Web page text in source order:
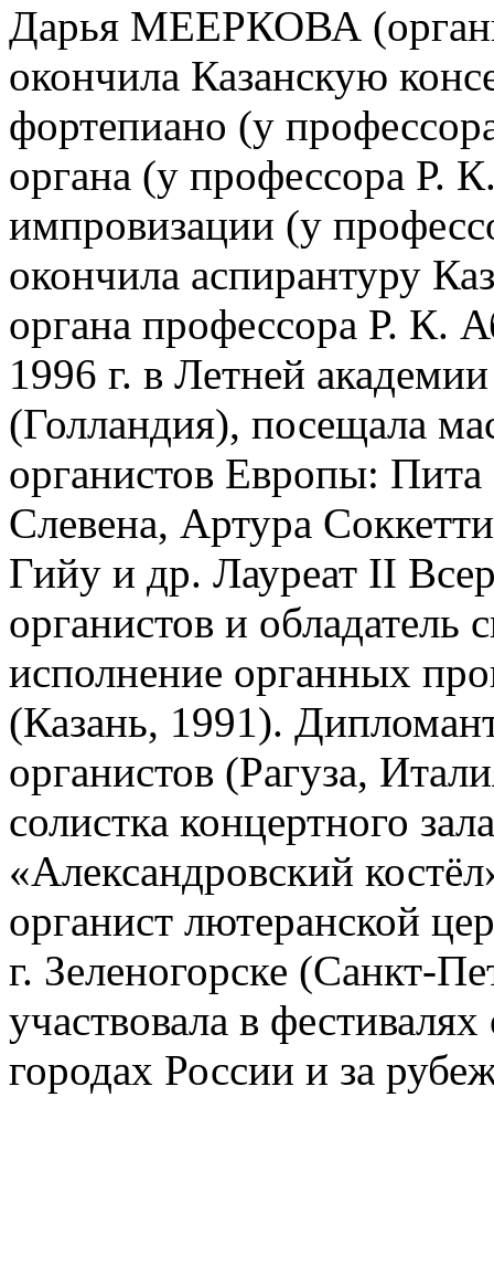
Дарья МЕЕРКОВА
окончила Казанскую
фортепиано (у
органа (у профессора Р.
импровизации (у
окончила аспирантуру
органа профессора Р. К.
1996 г. в Летней
(Голландия), посещала
органистов Европы:
Слевена, Артура
Гийу и др. Лауреат II
органистов и обладатель
исполнение органных
(Казань, 1991).
органистов (Рагуза,
солистка концертного
«Александровский
органист лютеранской
г. Зеленогорске (Санкт-
участвовала в
городах России и за